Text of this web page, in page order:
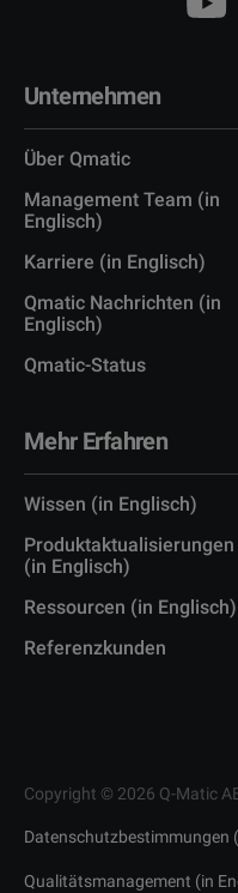
Unternehmen
Über Qmatic
Management Team (in
Englisch)
Karriere (in Englisch)
Qmatic Nachrichten (in
Englisch)
Qmatic-Status
Mehr Erfahren
Wissen (in Englisch)
Produktaktualisierungen
(in Englisch)
Ressourcen (in Englisch)
Referenzkunden
Copyright © 2026 Q-Matic
Datenschutzbestimmungen
Qualitätsmanagement (in